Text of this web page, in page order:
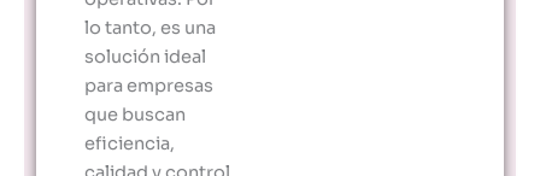
lo tanto, es una
solución ideal
para empresas
que buscan
eficiencia,